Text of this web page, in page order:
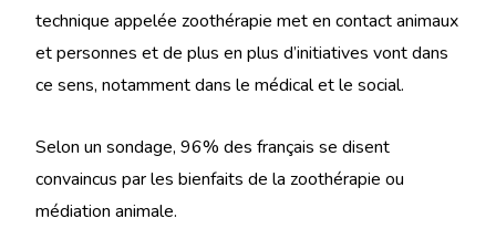
technique appelée zoothérapie met en contact animaux
et personnes et de plus en plus d’initiatives vont dans
ce sens, notamment dans le médical et le social.
Selon un sondage, 96% des français se disent
convaincus par les bienfaits de la zoothérapie ou
médiation animale.